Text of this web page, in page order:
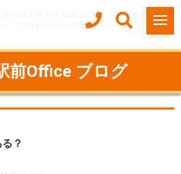
援/自立訓練/計画相談) HOME
事業所紹介
三鷹駅前Officeのブログ
前Office ブログ
？